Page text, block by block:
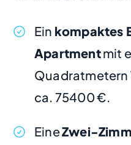
Ein kompaktes
Apartmentmit
ca. 75400 €.
EineZwei-